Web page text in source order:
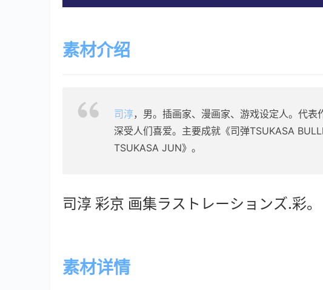
素材介绍
司淳，男。插画家、漫画家、游戏设定人。代表
深受人们喜爱。主要成就《司弹TSUKASA
TSUKASA JUN》。
司淳 彩京 画集ラストレーションズ.彩。
素材详情